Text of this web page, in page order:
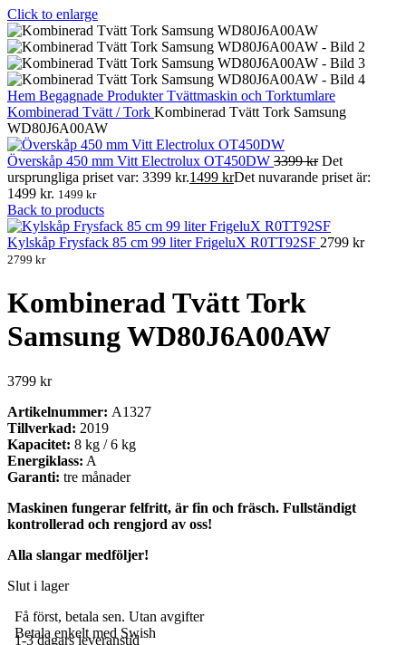
Click to enlarge
Hem Begagnade ProdukterTvättmaskin och Torktumlare
Kombinerad Tvätt / Tork Kombinerad Tvätt Tork Samsung
WD80J6A00AW
Överskåp 450 mm Vitt Electrolux OT450DW 3399kr Det
ursprungliga priset var: 3399 kr.1499 krDet nuvarande priset är:
1499 kr. 1499 kr
Back to products
Kylskåp Frysfack 85 cm 99 liter FrigeluX R0TT92SF 2799 kr
2799 kr
Kombinerad Tvätt Tork
Samsung WD80J6A00AW
3799 kr
Artikelnummer: A1327
Tillverkad: 2019
Kapacitet: 8 kg / 6 kg
Energiklass: A
Garanti: tre månader
Maskinen fungerar felfritt, är fin och fräsch. Fullständigt
kontrollerad och rengjord av oss!
Alla slangar medföljer!
Slut i lager
Få först, betala sen. Utan avgifter
Betala enkelt med Swish
1-3 dagars leveranstid